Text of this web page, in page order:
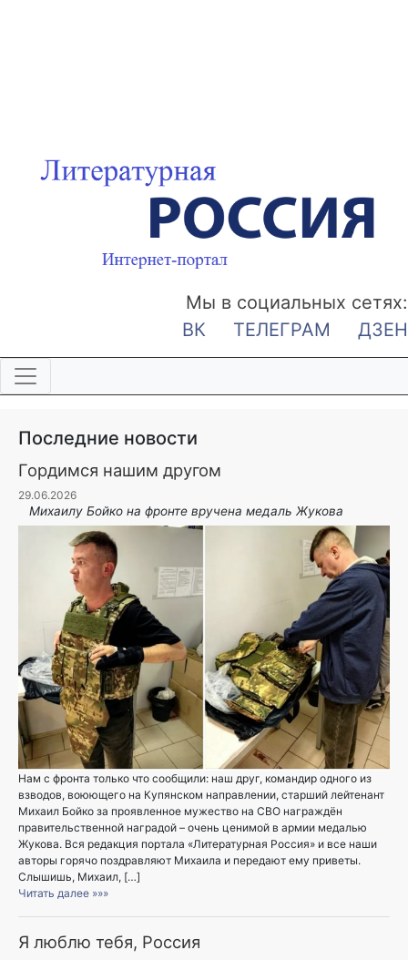
Мы в социальных сетях:
ВК
ТЕЛЕГРАМ ДЗЕН
Последние новости
Гордимся нашим другом
29.06.2026
Михаилу Бойко на фронте вручена медаль Жукова
Нам с фронта только что сообщили: наш друг, командир одного из
взводов, воюющего на Купянском направлении, старший лейтенант
Михаил Бойко за проявленное мужество на СВО награждён
правительственной наградой – очень ценимой в армии медалью
Жукова. Вся редакция портала «Литературная Россия» и все наши
авторы горячо поздравляют Михаила и передают ему приветы.
Слышишь, Михаил, […]
Читать далее »»»
Я люблю тебя, Россия